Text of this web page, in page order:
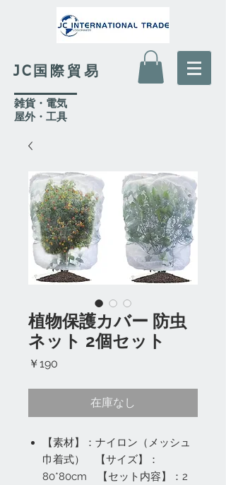
JC国際貿易
​雑貨・電気
​屋外・工具
植物保護カバー 防虫
ネット 2個セット
￥190
在庫なし
【素材】：ナイロン（メッシュ
巾着式） 【サイズ】：
80*80cm 【セット内容】：2